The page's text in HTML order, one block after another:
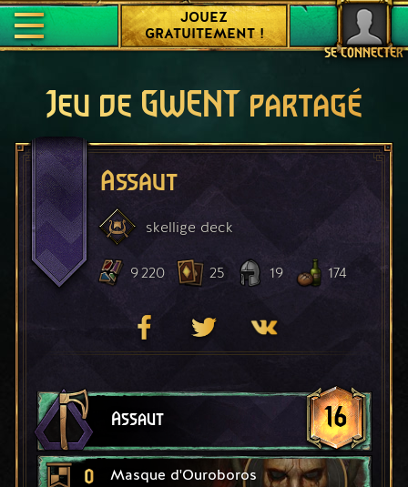
SE CONNECTER
JOUEZ
GRATUITEMENT !
Jeu de GWENT partagé
Assaut
skellige deck
9 220 25 19 174
Assaut 16
0 Masque d'Ouroboros